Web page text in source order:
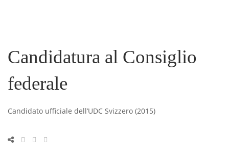
Candidatura al Consiglio
federale
Candidato ufficiale dell’UDC Svizzero (2015)